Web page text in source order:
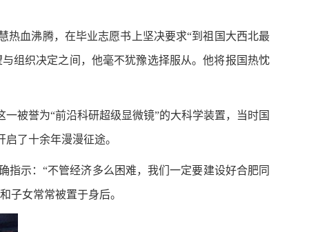
热血沸腾，在毕业志愿书上坚决要求“到祖国大西北最
组织决定之间，他毫不犹豫选择服从。他将报国热忱
被誉为“前沿科研超级显微镜”的大科学装置，当时国
了十余年漫漫征途。
示：“不管经济多么困难，我们一定要建设好合肥同
子女常常被置于身后。